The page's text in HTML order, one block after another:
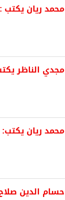
محمد ريان
مجدي الناظر
محمد ريان
حسام الدين